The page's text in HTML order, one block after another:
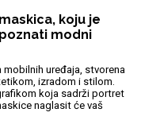
koju je
modni
uređaja, stvorena
izradom i stilom.
koja sadrži portret
naglasit će vaš
maskice